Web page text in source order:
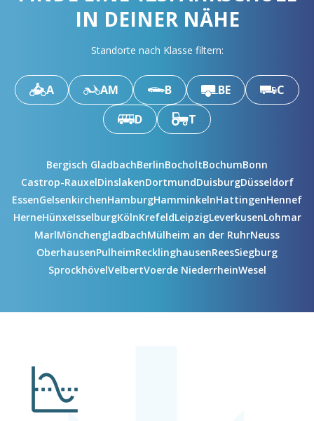
IN DEINER NÄHE
Standorte nach Klasse filtern:
A AM B BE
C
D
T
Bergisch GladbachBerlinBocholtBochumBonn
Castrop-RauxelDinslakenDortmundDuisburgDüsseldorf
EssenGelsenkirchenHamburgHamminkelnHattingenHennef
HerneHünxeIsselburgKölnKrefeldLeipzigLeverkusenLohmar
MarlMönchengladbachMülheim an der RuhrNeuss
OberhausenPulheimRecklinghausenReesSiegburg
SprockhövelVelbertVoerde NiederrheinWesel